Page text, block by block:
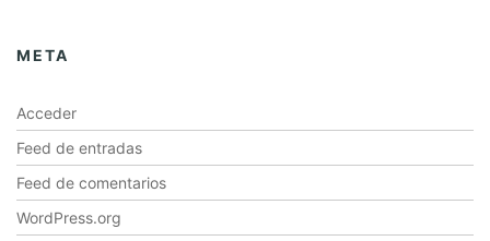
META
Acceder
Feed de entradas
Feed de comentarios
WordPress.org